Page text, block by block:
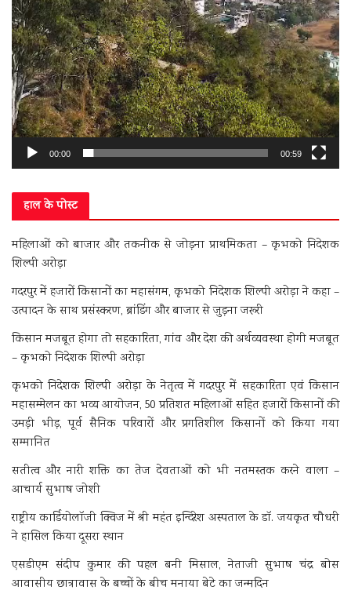
00:00 00:59
हाल के पोस्ट
महिलाओं को बाजार और तकनीक से जोड़ना प्राथमिकता – कृभको निदेशक
शिल्पी अरोड़ा
गदरपुर में हजारों किसानों का महासंगम, कृभको निदेशक शिल्पी अरोड़ा ने कहा –
उत्पादन के साथ प्रसंस्करण, ब्रांडिंग और बाजार से जुड़ना जरूरी
किसान मजबूत होगा तो सहकारिता, गांव और देश की अर्थव्यवस्था होगी मजबूत
– कृभको निदेशक शिल्पी अरोड़ा
कृभको निदेशक शिल्पी अरोड़ा के नेतृत्व में गदरपुर में सहकारिता एवं किसान
महासम्मेलन का भव्य आयोजन, 50 प्रतिशत महिलाओं सहित हजारों किसानों की
उमड़ी भीड़, पूर्व सैनिक परिवारों और प्रगतिशील किसानों को किया गया
सम्मानित
सतीत्व और नारी शक्ति का तेज देवताओं को भी नतमस्तक करने वाला –
आचार्य सुभाष जोशी
राष्ट्रीय कार्डियोलॉजी क्विज में श्री महंत इन्दिरेश अस्पताल के डॉ. जयकृत चौधरी
ने हासिल किया दूसरा स्थान
एसडीएम संदीप कुमार की पहल बनी मिसाल, नेताजी सुभाष चंद्र बोस
आवासीय छात्रावास के बच्चों के बीच मनाया बेटे का जन्मदिन